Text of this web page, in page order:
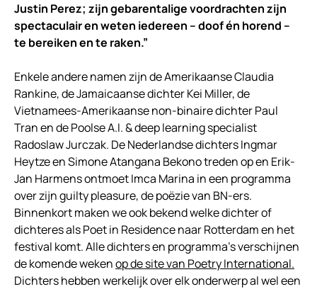
Justin Perez; zijn gebarentalige voordrachten zijn
spectaculair en weten iedereen – doof én horend –
te bereiken en te raken.”
Enkele andere namen zijn de Amerikaanse Claudia
Rankine, de Jamaicaanse dichter Kei Miller, de
Vietnamees-Amerikaanse non-binaire dichter Paul
Tran en de Poolse A.I. & deep learning specialist
Radoslaw Jurczak. De Nederlandse dichters Ingmar
Heytze en Simone Atangana Bekono treden op en Erik-
Jan Harmens ontmoet Imca Marina in een programma
over zijn guilty pleasure, de poëzie van BN-ers.
Binnenkort maken we ook bekend welke dichter of
dichteres als Poet in Residence naar Rotterdam en het
festival komt. Alle dichters en programma’s verschijnen
de komende wekenop de site van Poetry International.
Dichters hebben werkelijk over elk onderwerp al wel een